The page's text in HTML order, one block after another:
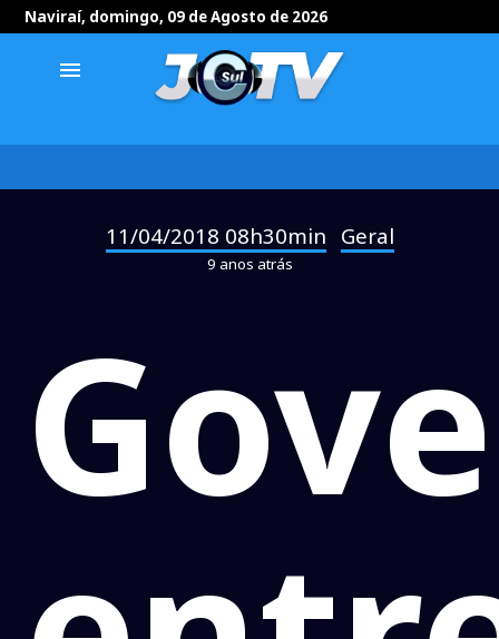
Naviraí, domingo, 09 de Agosto de 2026
menu
11/04/2018 08h30min Geral
9 anos atrás